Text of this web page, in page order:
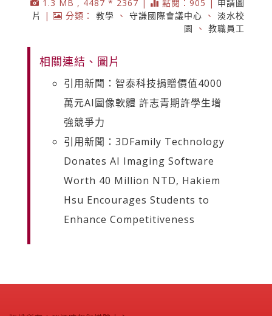
1.3 MB , 4487 * 2367 | 點閱：905 | 申請圖
片
| 分類： 教學 、 守謙國際會議中心 、 淡水校
園
、 教職員工
相關連結、圖片
引用新聞：智泰科技捐贈價值4000
萬元AI圖像軟體 許志青期許學生增
強競爭力
引用新聞：3DFamily Technology
Donates AI Imaging Software
Worth 40 Million NTD, Hakiem
Hsu Encourages Students to
Enhance Competitiveness